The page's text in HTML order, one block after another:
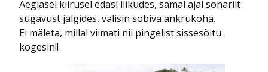
Aeglasel kiirusel edasi liikudes, samal ajal sonarilt
sügavust jälgides, valisin sobiva ankrukoha.
Ei mäleta, millal viimati nii pingelist sissesõitu
kogesin!!